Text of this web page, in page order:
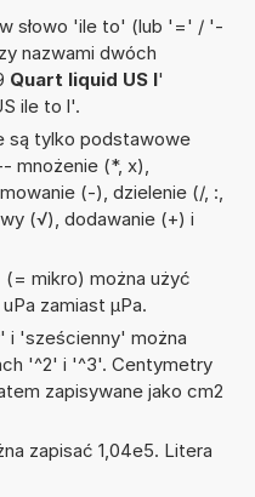
słowo 'ile to' (lub '=' / '-
nazwami dwóch
Quart liquid US l'
ile to l'.
są tylko podstawowe
mnożenie (*, x),
(-), dzielenie (/, :,
(√), dodawanie (+) i
mikro) można użyć
zamiast µPa.
i 'sześcienny' można
'^2' i '^3'. Centymetry
zapisywane jako cm2
zapisać 1,04e5. Litera